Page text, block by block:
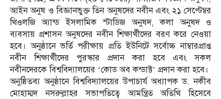
আইন অনুষ ও বিজ্ঞানভুক্ত তিন অনুষদের নবীন এবং ২১ সেপ্টেম্বর
থিওলজি অ্যান্ড ইসলামিক স্টাডিজ অনুষদ, কলা অনুষদ ও
ব্যবসায় প্রশাসন অনুষদের নবীন শিক্ষার্থীদের বরণ করে নেওয়া
হবে। অনুষ্ঠানে ভর্তি পরীক্ষায় প্রতি ইউনিটে সর্বোচ্চ নাম্বারপ্রাপ্ত
নবীন শিক্ষার্থীদের পুরস্কার প্রদান করা হবে এবং সকল
নবীনদেরকে বিশ্ববিদ্যালয়ের ‘কোড অব কন্ডাক্ট’ প্রদান করা হবে।
অনুষ্ঠিতব্য অনুষ্ঠানে বিশ্ববিদ্যালয়ের উপাচার্য অধ্যাপক ড. নকীব
মোহাম্মদ নসরুল্লাহর সভাপতিত্বে আমন্ত্রিত অতিথি হিসেবে